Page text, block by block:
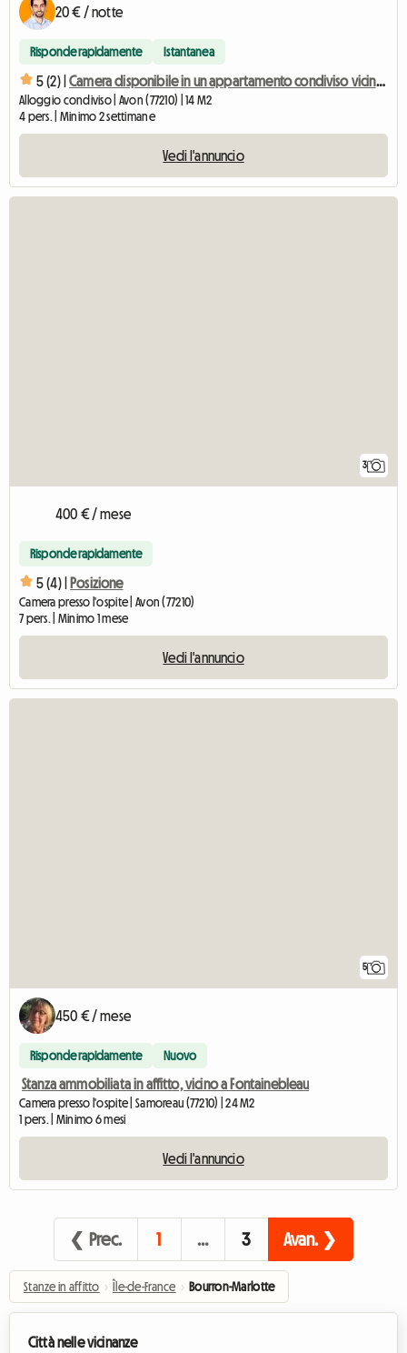
20 € / notte
Risponde rapidamente Istantanea
5 (2) | Camera disponibile in un appartamento condiviso vicino a Fontainebleau
Alloggio condiviso | Avon (77210) | 14 M2
4 pers. | Minimo 2 settimane
Vedi l'annuncio
3
400 € / mese
Risponde rapidamente
5 (4) | Posizione
Camera presso l'ospite | Avon (77210)
7 pers. | Minimo 1 mese
Vedi l'annuncio
5
450 € / mese
Risponde rapidamente Nuovo
Stanza ammobiliata in affitto, vicino a Fontainebleau
Camera presso l'ospite | Samoreau (77210) | 24 M2
1 pers. | Minimo 6 mesi
Vedi l'annuncio
❮ Prec. 1 … 3 Avan. ❯
Stanze in affitto › Île-de-France › Bourron-Marlotte
Città nelle vicinanze